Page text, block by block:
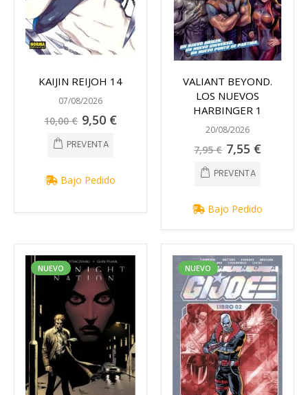
KAIJIN REIJOH 14
07/08/2026
10,00 € Precio
especial
9,50 €
PREVENTA
Bajo Pedido
VALIANT BEYOND.
LOS NUEVOS
HARBINGER 1
20/08/2026
7,95 € Precio
especial
7,55 €
PREVENTA
Bajo Pedido
NUEVO NUEVO